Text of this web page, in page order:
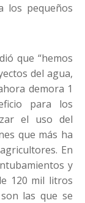
los pequeños
que “hemos
del agua,
demora 1
para los
el uso del
que más ha
En
y
120 mil litros
las que se